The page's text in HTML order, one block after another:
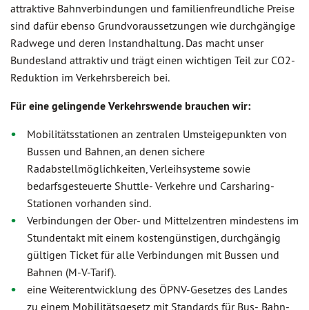
attraktive Bahnverbindungen und familienfreundliche Preise
sind dafür ebenso Grundvoraussetzungen wie durchgängige
Radwege und deren Instandhaltung. Das macht unser
Bundesland attraktiv und trägt einen wichtigen Teil zur CO2-
Reduktion im Verkehrsbereich bei.
Für eine gelingende Verkehrswende brauchen wir:
Mobilitätsstationen an zentralen Umsteigepunkten von
Bussen und Bahnen, an denen sichere
Radabstellmöglichkeiten, Verleihsysteme sowie
bedarfsgesteuerte Shuttle- Verkehre und Carsharing-
Stationen vorhanden sind.
Verbindungen der Ober- und Mittelzentren mindestens im
Stundentakt mit einem kostengünstigen, durchgängig
gültigen Ticket für alle Verbindungen mit Bussen und
Bahnen (M-V-Tarif).
eine Weiterentwicklung des ÖPNV-Gesetzes des Landes
zu einem Mobilitätsgesetz mit Standards für Bus-, Bahn-,